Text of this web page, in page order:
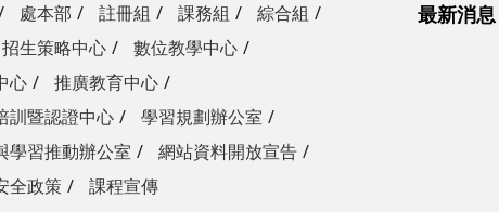
處本部 註冊組 課務組
綜合組
招生策略中心
數位教學中心
心
推廣教育中心
訓暨認證中心
學習規劃辦公室
學習推動辦公室
網站資料開放宣告
全政策
課程宣傳
最新消息